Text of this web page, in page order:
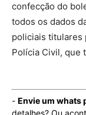
confecção do
todos os dados
policiais titulares
Polícia Civil, que
- Envie um whats